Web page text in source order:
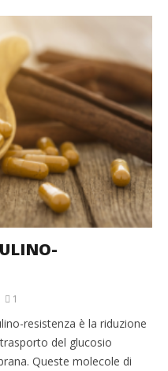
1
resistenza è la riduzione
del glucosio
Queste molecole di